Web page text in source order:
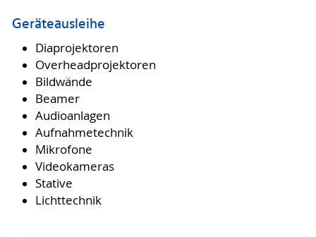
Geräteausleihe
Diaprojektoren
Overheadprojektoren
Bildwände
Beamer
Audioanlagen
Aufnahmetechnik
Mikrofone
Videokameras
Stative
Lichttechnik